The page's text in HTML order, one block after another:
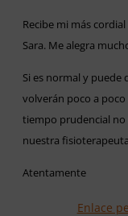
Recibe mi más
Sara. Me alegra
Si es normal y puede
volverán poco a
tiempo prudencial no
nuestra
Atentamente
Enlace